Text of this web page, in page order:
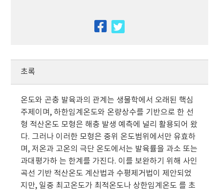
facebook
초록
온도와 곤충 발육과의 관계는 생물학에서 오래된 핵심
주제이며, 하한임계온도와 온량상수를 기반으로 한 선
형 적산온도 모형은 해충 발생 예측에 널리 활용되어 왔
다. 그러나 이러한 모형은 중위 온도범위에서만 유효하
며, 저온과 고온의 극단 온도에서는 발육률을 과소 또는
과대평가하 는 한계를 가진다. 이를 보완하기 위해 사인
곡선 기반 적산온도 계산법과 수평제거법이 제안되었
지만, 일중 최고온도가 최적온도나 상한임계온도 를 초